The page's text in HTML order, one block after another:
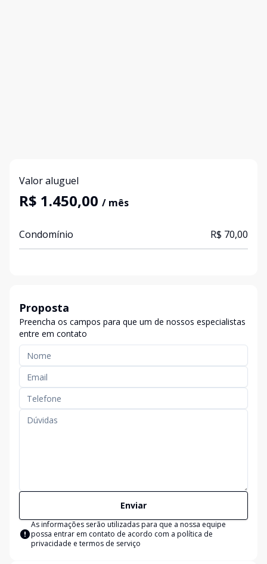
Valor aluguel
R$ 1.450,00 / mês
Condomínio R$ 70,00
Proposta
Preencha os campos para que um de nossos especialistas
entre em contato
Enviar
As informações serão utilizadas para que a nossa equipe
possa entrar em contato de acordo com a política de
privacidade e termos de serviço